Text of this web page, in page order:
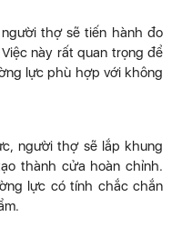
thợ sẽ tiến hành đo
này rất quan trọng để
lực phù hợp với không
người thợ sẽ lắp khung
thành cửa hoàn chỉnh.
lực có tính chắc chắn